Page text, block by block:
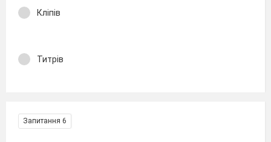
Кліпів
Титрів
Запитання 6